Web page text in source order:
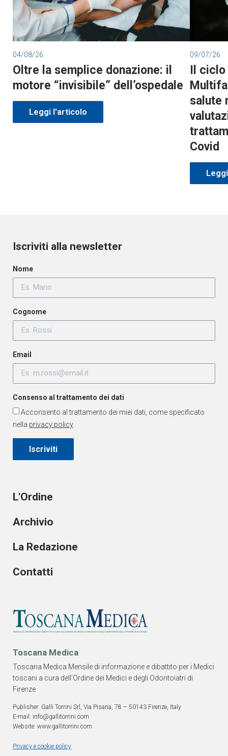
04/08/26
Oltre la semplice donazione: il
motore “invisibile” dell’ospedale
Leggi l'articolo
09/07/26
Il ciclo
salute
Covid
Toscana Medica
Toscana Medica Mensile di informazione e dibattito per i Medici
toscani a cura dell’Ordine dei Medici e degli Odontoiatri di
Firenze
Publisher: Galli Torrini Srl, Via Pisana, 78 – 50143 Firenze, Italy
E-mail: info@gallitorrini.com
Website: www.gallitorrini.com
Privacy e cookie policy
L'Ordine
Archivio
La Redazione
Contatti
Iscriviti alla newsletter
Nome
Cognome
Email
Consenso al trattamento dei dati
Acconsento al trattamento dei miei dati, come specificato
nella privacy policy
Iscriviti